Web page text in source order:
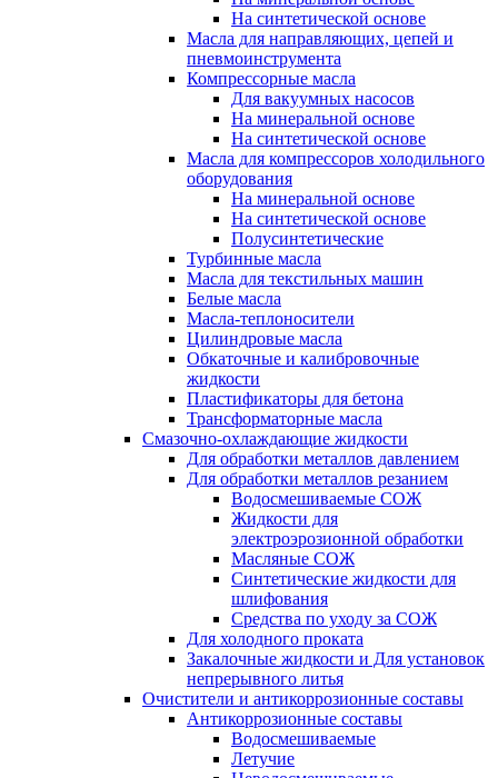
На синтетической основе
Масла для направляющих, цепей и
пневмоинструмента
Компрессорные масла
Для вакуумных насосов
На минеральной основе
На синтетической основе
Масла для компрессоров холодильного
оборудования
На минеральной основе
На синтетической основе
Полусинтетические
Турбинные масла
Масла для текстильных машин
Белые масла
Масла-теплоносители
Цилиндровые масла
Обкаточные и калибровочные
жидкости
Пластификаторы для бетона
Трансформаторные масла
Смазочно-охлаждающие жидкости
Для обработки металлов давлением
Для обработки металлов резанием
Водосмешиваемые СОЖ
Жидкости для
электроэрозионной обработки
Масляные СОЖ
Синтетические жидкости для
шлифования
Средства по уходу за СОЖ
Для холодного проката
Закалочные жидкости и Для установок
непрерывного литья
Очистители и антикоррозионные составы
Антикоррозионные составы
Водосмешиваемые
Летучие